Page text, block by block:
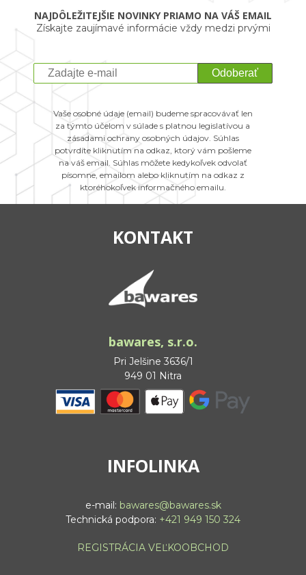
NAJDÔLEŽITEJŠIE NOVINKY PRIAMO NA VÁŠ EMAIL
Získajte zaujímavé informácie vždy medzi prvými
Odoberať
Vaše osobné údaje (email) budeme spracovávať len
za týmto účelom v súlade s platnou legislatívou a
zásadami ochrany osobných údajov. Súhlas
potvrdíte kliknutím na odkaz, ktorý vám pošleme
na váš email. Súhlas môžete kedykoľvek odvolať
písomne, emailom alebo kliknutím na odkaz z
ktoréhokoľvek informačného emailu.
KONTAKT
bawares, s.r.o.
Pri Jelšine 3636/1
949 01 Nitra
INFOLINKA
e-mail: bawares@bawares.sk
Technická podpora: +421 949 150 324
REGISTRÁCIA VEĽKOOBCHOD